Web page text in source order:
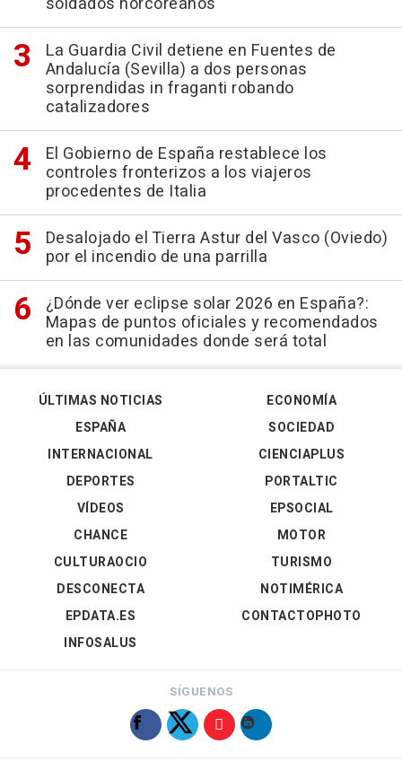
La Guardia Civil detiene en Fuentes de
Andalucía (Sevilla) a dos personas
sorprendidas in fraganti robando
catalizadores
El Gobierno de España restablece los
controles fronterizos a los viajeros
procedentes de Italia
Desalojado el Tierra Astur del Vasco (Oviedo)
por el incendio de una parrilla
¿Dónde ver eclipse solar 2026 en España?:
Mapas de puntos oficiales y recomendados
en las comunidades donde será total
ÚLTIMAS NOTICIAS
ESPAÑA
INTERNACIONAL
DEPORTES
VÍDEOS
ECONOMÍA
SOCIEDAD
CIENCIAPLUS
PORTALTIC
EPSOCIAL
CHANCE
CULTURAOCIO
DESCONECTA
EPDATA.ES
INFOSALUS
MOTOR
TURISMO
NOTIMÉRICA
CONTACTOPHOTO
SÍGUENOS